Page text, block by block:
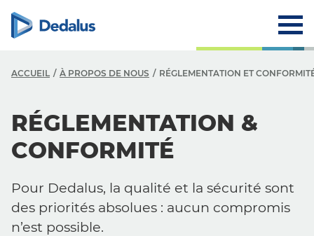
ACCUEIL À PROPOS DE NOUS RÉGLEMENTATION ET
RÉGLEMENTATION &
CONFORMITÉ
Pour Dedalus, la qualité et la sécurité sont
des priorités absolues : aucun compromis
n’est possible.